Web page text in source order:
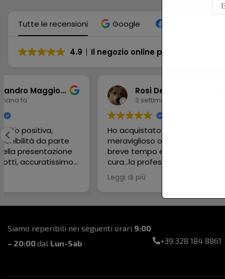
Tutte le recensioni Google
4.9 Il negozio online più votato del
Rosi De Pieri
Ho acquistato un mobile
meraviglioso online! Arrivato in
breve tempo ed imballato con
cura...la professionalità, la
disponibilità e la gentilezza del
grazie
Siamo reperibili nei seguenti orari 9:00
– 20:00dal Lun-Sab +39 328 184 8861